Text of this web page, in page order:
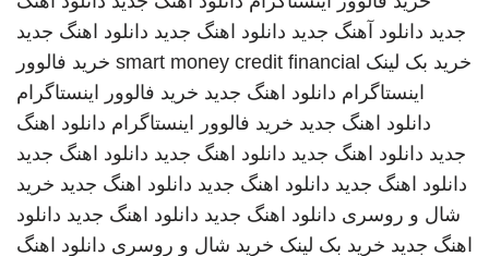
جدید دانلود آهنگ جدید دانلود اهنگ جدید دانلود اهنگ جدید
خرید بک لینک smart money credit financial خرید فالوور
اینستاگرام دانلود اهنگ جدید خرید فالوور اینستاگرام
دانلود اهنگ جدید خرید فالوور اینستاگرام دانلود اهنگ
جدید دانلود اهنگ جدید دانلود اهنگ جدید دانلود اهنگ جدید
دانلود اهنگ جدید دانلود اهنگ جدید دانلود اهنگ جدید خرید
شال و روسری دانلود اهنگ جدید دانلود اهنگ جدید دانلود
اهنگ جدید خرید بک لینک خرید شال و روسری دانلود اهنگ